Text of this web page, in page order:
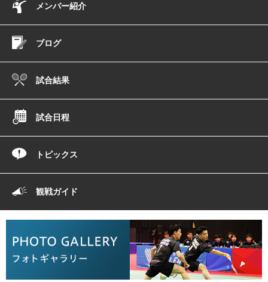
メンバー紹介
ブログ
試合結果
試合日程
トピックス
観戦ガイド